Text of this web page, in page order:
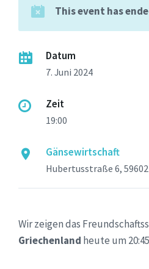
This event has
Datum
7. Juni 2024
Zeit
19:00
Gänsewirtschaft
Hubertusstraße 6,
Wir zeigen das
Griechenland heute um